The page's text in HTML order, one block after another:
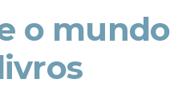
o mundo